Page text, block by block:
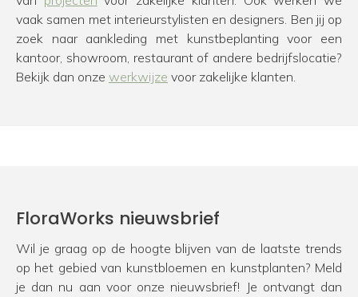
vaak samen met interieurstylisten en designers. Ben jij op
zoek naar aankleding met kunstbeplanting voor een
kantoor, showroom, restaurant of andere bedrijfslocatie?
Bekijk dan onze werkwijze voor zakelijke klanten.
FloraWorks nieuwsbrief
Wil je graag op de hoogte blijven van de laatste trends
op het gebied van kunstbloemen en kunstplanten? Meld
je dan nu aan voor onze nieuwsbrief! Je ontvangt dan